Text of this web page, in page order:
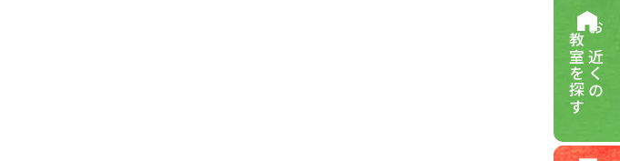
お近くの
教室を探す